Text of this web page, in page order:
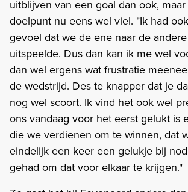
uitblijven van een goal dan ook,
doelpunt nu eens wel viel. "Ik had
gevoel dat we de ene naar de
uitspeelde. Dus dan kan ik me wel
dan wel ergens wat frustratie
de wedstrijd. Des te knapper dat je
nog wel scoort. Ik vind het ook wel
ons vandaag voor het eerst gelukt is
die we verdienen om te winnen, dat
eindelijk een keer een gelukje bij
gehad om dat voor elkaar te krijgen."